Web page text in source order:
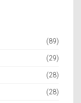
(89)
(29)
(28)
(28)